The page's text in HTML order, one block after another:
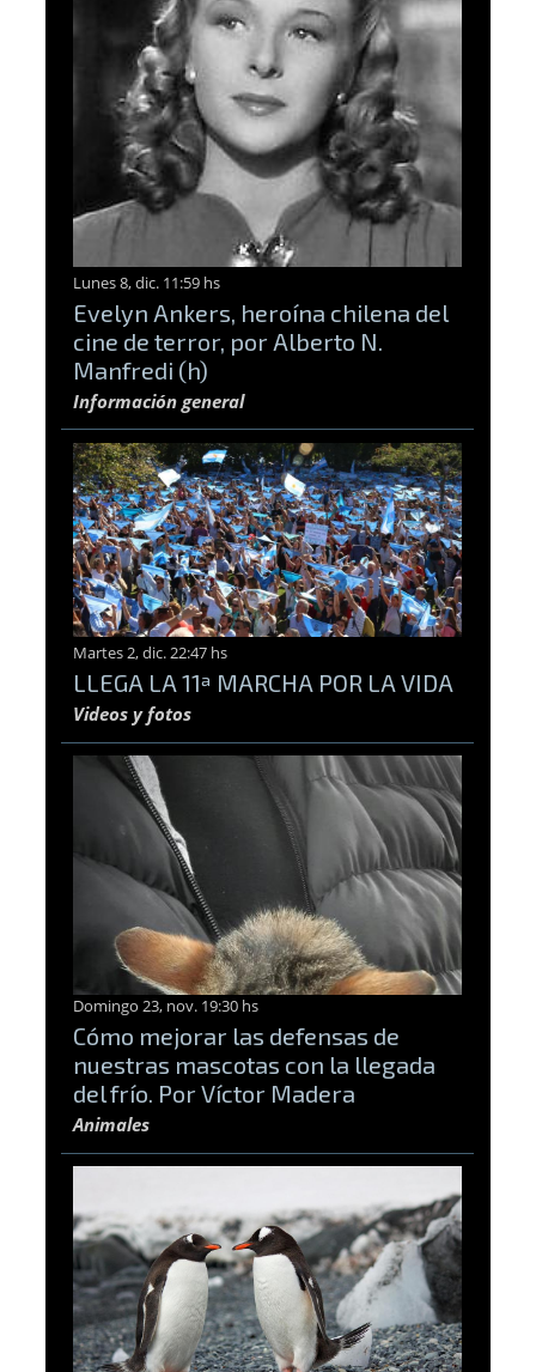
Lunes 8, dic. 11:59 hs
Evelyn Ankers, heroína chilena del
cine de terror, por Alberto N.
Manfredi (h)
Información general
Martes 2, dic. 22:47 hs
LLEGA LA 11ª MARCHA POR LA VIDA
Videos y fotos
Domingo 23, nov. 19:30 hs
Cómo mejorar las defensas de
nuestras mascotas con la llegada
del frío. Por Víctor Madera
Animales